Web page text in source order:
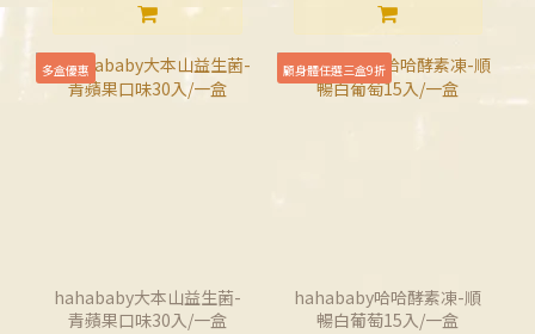
多盒優惠
hahababy大本山益生菌-
青蘋果口味30入/一盒
顧身體任選三盒9折
hahababy哈哈酵素凍-順
暢白葡萄15入/一盒